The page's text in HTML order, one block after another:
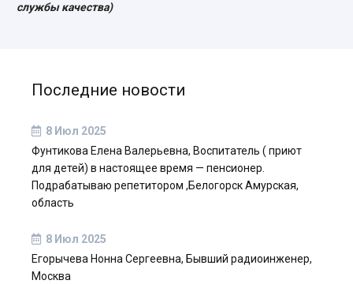
службы качества)
Последние новости
8 Июл 2025
Фунтикова Елена Валерьевна, Воспитатель ( приют
для детей) в настоящее время — пенсионер.
Подрабатываю репетитором ,Белогорск Амурская,
область
8 Июл 2025
Егорычева Нонна Сергеевна, Бывший радиоинженер,
Москва